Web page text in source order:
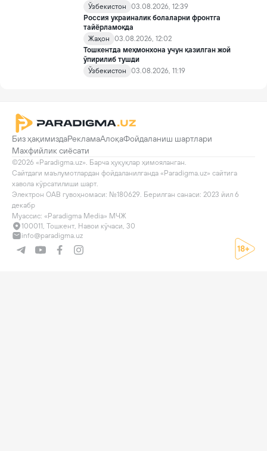
Ўзбекистон
03.08.2026, 12:39
Россия украиналик болаларни фронтга
тайёрламоқда
Жаҳон
03.08.2026, 12:02
Тошкентда меҳмонхона учун қазилган жой
ўпирилиб тушди
Ўзбекистон
03.08.2026, 11:19
Биз ҳақимиздаРекламаАлоқаФойдаланиш шартлари
Махфийлик сиёсати
©2026 «Paradigma.uz». Барча ҳуқуқлар ҳимояланган.
Сайтдаги маълумотлардан фойдаланилганда «Paradigma.uz» сайтига
хавола кўрсатилиши шарт.
Электрон ОАВ гувоҳномаси: №180629. Берилган санаси: 2023 йил 6
декабр
Муассис: «Paradigma Media» МЧЖ
100011, Тошкент, Навои кўчаси, 30
info@paradigma.uz